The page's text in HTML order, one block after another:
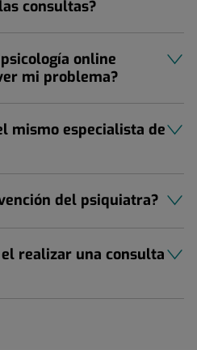
consultas?
online
mi problema?
mismo especialista de
del psiquiatra?
realizar una consulta